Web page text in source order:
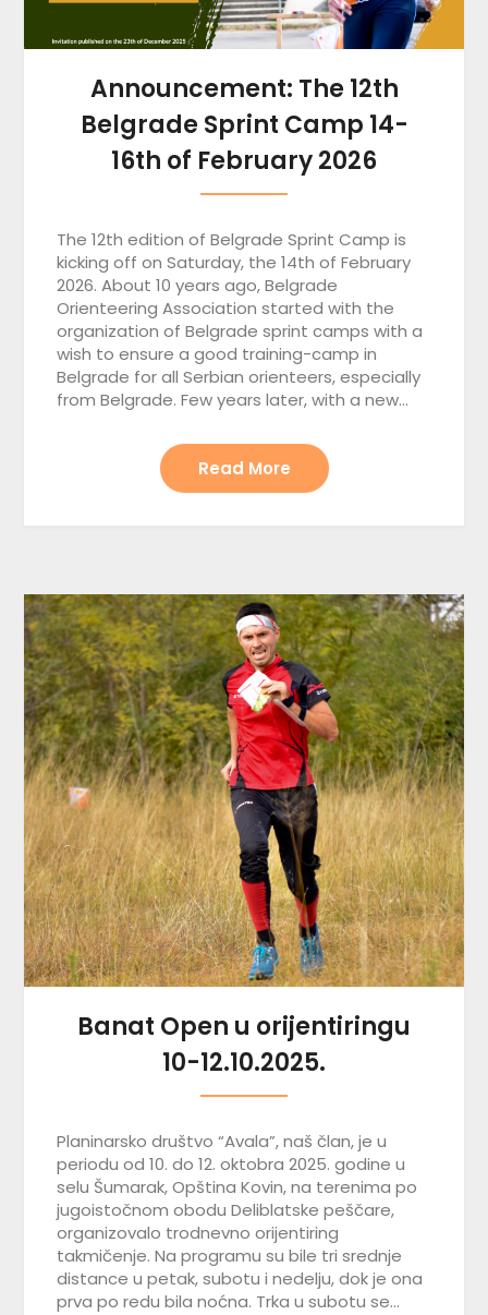
Announcement: The 12th
Belgrade Sprint Camp 14-
16th of February 2026
The 12th edition of Belgrade Sprint Camp is
kicking off on Saturday, the 14th of February
2026. About 10 years ago, Belgrade
Orienteering Association started with the
organization of Belgrade sprint camps with a
wish to ensure a good training-camp in
Belgrade for all Serbian orienteers, especially
from Belgrade. Few years later, with a new…
Read More
Banat Open u orijentiringu
10-12.10.2025.
Planinarsko društvo “Avala”, naš član, je u
periodu od 10. do 12. oktobra 2025. godine u
selu Šumarak, Opština Kovin, na terenima po
jugoistočnom obodu Deliblatske peščare,
organizovalo trodnevno orijentiring
takmičenje. Na programu su bile tri srednje
distance u petak, subotu i nedelju, dok je ona
prva po redu bila noćna. Trka u subotu se…